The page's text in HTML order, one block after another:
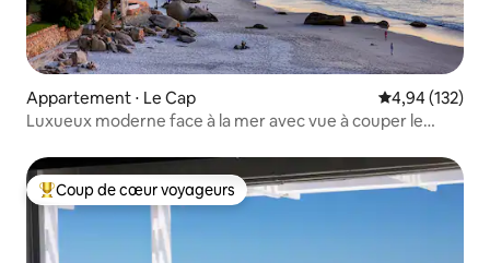
Appartement ⋅ Le Cap Évaluation
4,94 (132)
Luxueux moderne face à la mer avec vue à couper le
Coups de cœur voyageurs les plus appréciés
Coup de cœur voyageurs